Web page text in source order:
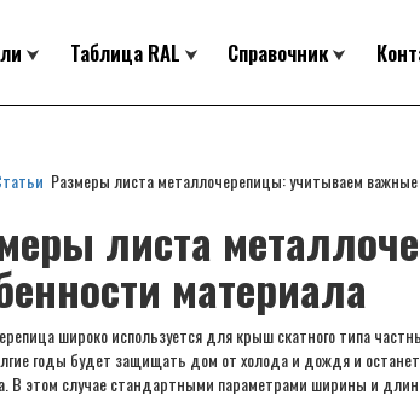
Таблица RAL Справочник
Размеры листа металлочерепицы: учитываем
листа
материала
широко используется для крыш скатного типа
годы будет защищать дом от холода и дождя и
В этом случае стандартными параметрами ширины и